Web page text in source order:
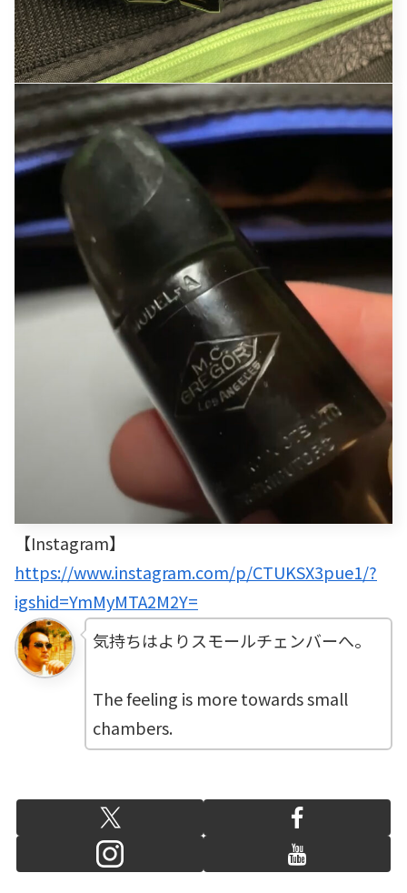
【Instagram】
https://www.instagram.com/p/CTUKSX3pue1/?
igshid=YmMyMTA2M2Y=
気持ちはよりスモールチェンバーへ。
The feeling is more towards small
chambers.